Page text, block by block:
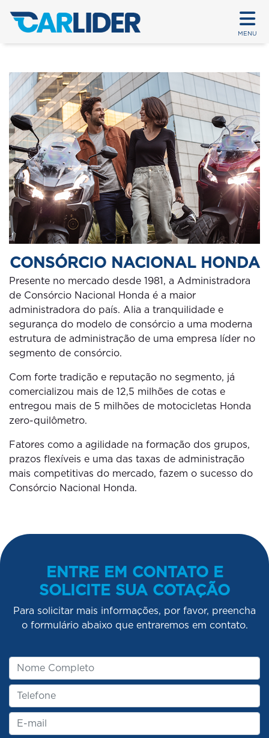
MENU
CONSÓRCIO NACIONAL HONDA
Presente no mercado desde 1981, a Administradora
de Consórcio Nacional Honda é a maior
administradora do país. Alia a tranquilidade e
segurança do modelo de consórcio a uma moderna
estrutura de administração de uma empresa líder no
segmento de consórcio.
Com forte tradição e reputação no segmento, já
comercializou mais de 12,5 milhões de cotas e
entregou mais de 5 milhões de motocicletas Honda
zero-quilômetro.
Fatores como a agilidade na formação dos grupos,
prazos flexíveis e uma das taxas de administração
mais competitivas do mercado, fazem o sucesso do
Consórcio Nacional Honda.
ENTRE EM CONTATO E
SOLICITE SUA COTAÇÃO
Para solicitar mais informações, por favor, preencha
o formulário abaixo que entraremos em contato.